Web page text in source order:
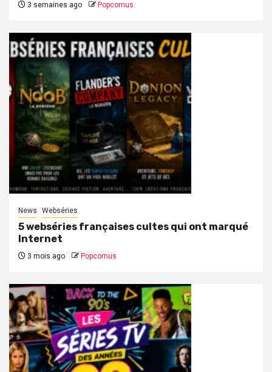
3 semaines ago Popcornus
News Webséries
5 webséries françaises cultes qui ont marqué
Internet
3 mois ago Popcornus